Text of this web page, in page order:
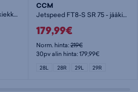
Hs Trigger 10 Pro Sr - jääkiekkomaila
CCM
Jetspeed FT8-S SR 75 - jääkiekkomaila
179,99€
Norm. hinta:219€
30pv alin hinta: 179,99€
28L 28R 29L 29R